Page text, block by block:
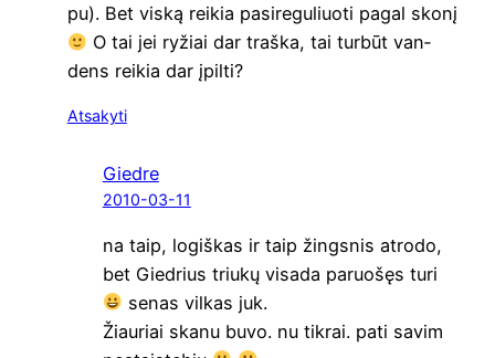
pu). Bet vis­ką rei­kia pasi­re­gu­liuo­ti pagal sko­nį
O tai jei ryžiai dar traš­ka, tai tur­būt van­
dens rei­kia dar įpilti?
Atsakyti
Giedre
2010-03-11
na taip, logiš­kas ir taip žings­nis atro­do,
bet Gied­rius triu­kų visa­da paruo­šęs turi
senas vil­kas juk.
Žiau­riai ska­nu buvo. nu tik­rai. pati savim